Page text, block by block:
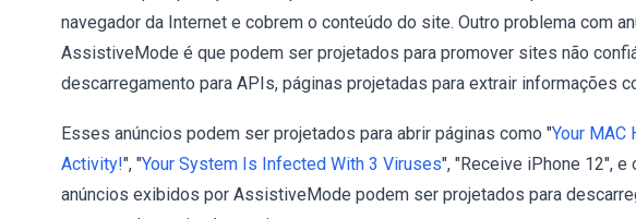
navegador da Internet e cobrem o conteúdo do site. Outro problema com
AssistiveMode é que podem ser projetados para promover sites não
descarregamento para APIs, páginas projetadas para extrair informações
Esses anúncios podem ser projetados para abrir páginas como "Your MAC
Activity!", "Your System Is Infected With 3 Viruses", "Receive iPhone 12",
anúncios exibidos por AssistiveMode podem ser projetados para